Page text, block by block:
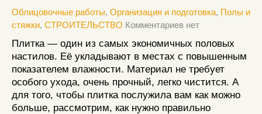
Облицовочные работы, Организация и подготовка, Полы и
стяжки, СТРОИТЕЛЬСТВО Комментариев нет
Плитка — один из самых экономичных половых
настилов. Её укладывают в местах с повышенным
показателем влажности. Материал не требует
особого ухода, очень прочный, легко чистится. А
для того, чтобы плитка послужила вам как можно
больше, рассмотрим, как нужно правильно